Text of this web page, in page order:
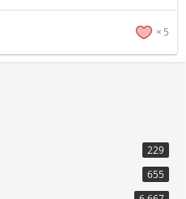
5
229
655